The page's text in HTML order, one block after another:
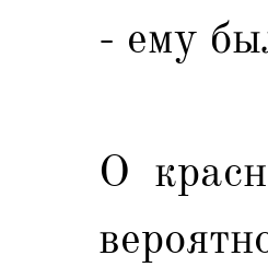
- ему
О